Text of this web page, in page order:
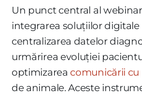
Un punct central al
integrarea soluțiilor
centralizarea datelor
urmărirea evoluției
optimizarea comunicării
de animale. Aceste